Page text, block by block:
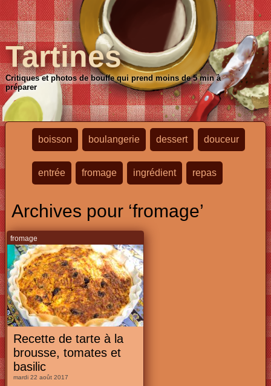
Tartines
Critiques et photos de bouffe qui prend moins de 5 min à
préparer
boisson boulangerie dessert douceur
entrée fromage ingrédient repas
Archives pour ‘fromage’
fromage
Recette de tarte à la
brousse, tomates et
basilic
mardi 22 août 2017